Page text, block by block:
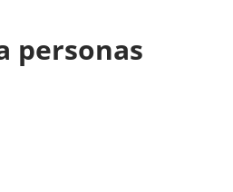
personas